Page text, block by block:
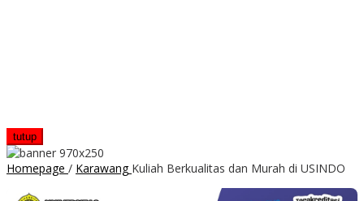
tutup
Homepage / Karawang Kuliah Berkualitas dan Murah di USINDO